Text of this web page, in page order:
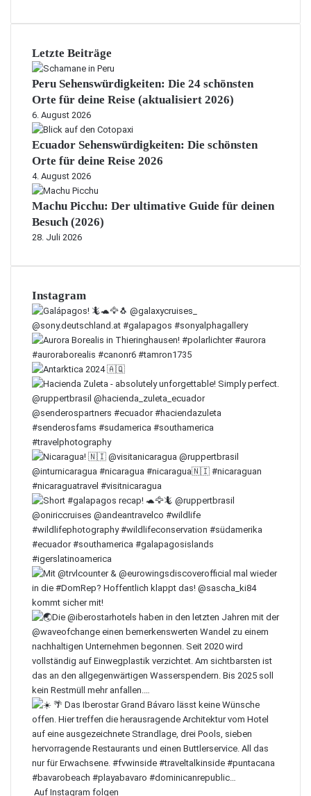
Letzte Beiträge
Peru Sehenswürdigkeiten: Die 24 schönsten
Orte für deine Reise (aktualisiert 2026)
6. August 2026
Ecuador Sehenswürdigkeiten: Die schönsten
Orte für deine Reise 2026
4. August 2026
Machu Picchu: Der ultimative Guide für deinen
Besuch (2026)
28. Juli 2026
Instagram
Auf Instagram folgen